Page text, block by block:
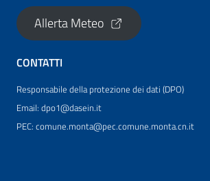
Allerta Meteo
CONTATTI
Responsabile della protezione dei dati (DPO)
Email: dpo1@dasein.it
PEC: comune.monta@pec.comune.monta.cn.it